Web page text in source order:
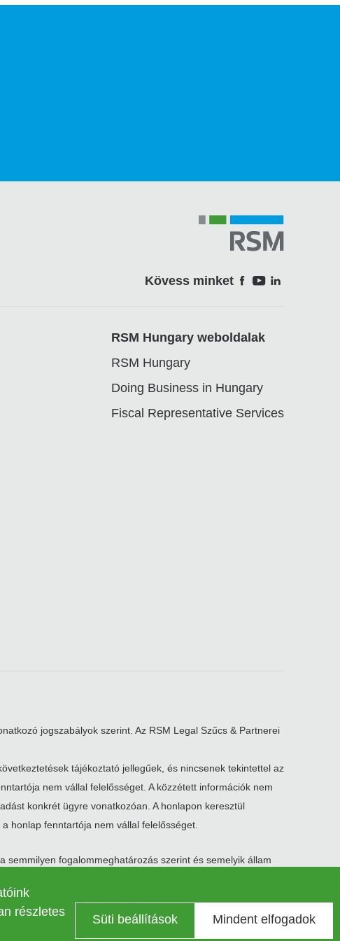
Kövess minket
RSM Hungary weboldalak
RSM Hungary
Doing Business in Hungary
Fiscal Representative Services
jogszabályok szerint. Az RSM Legal Szűcs & Partnerei
tájékoztató jellegűek, és nincsenek tekintettel az
nem vállal felelősséget. A közzétett információk nem
konkrét ügyre vonatkozóan. A honlapon keresztül
honlap fenntartója nem vállal felelősséget.
semmilyen fogalommeghatározás szerint és semelyik állam
International Association tulajdona. Az RSM International
részletes
Süti beállítások Mindent elfogadok